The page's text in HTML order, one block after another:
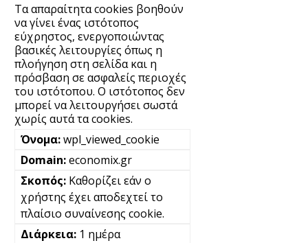
Τα απαραίτητα cookies βοηθούν
να γίνει ένας ιστότοπος
εύχρηστος, ενεργοποιώντας
βασικές λειτουργίες όπως η
πλοήγηση στη σελίδα και η
πρόσβαση σε ασφαλείς περιοχές
του ιστότοπου. Ο ιστότοπος δεν
μπορεί να λειτουργήσει σωστά
χωρίς αυτά τα cookies.
wpl_viewed_cookie
economix.gr
Καθορίζει εάν ο
χρήστης έχει αποδεχτεί το
πλαίσιο συναίνεσης cookie.
1 ημέρα